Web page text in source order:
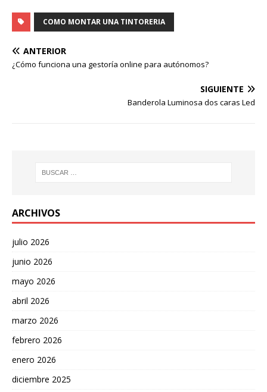
COMO MONTAR UNA TINTORERIA
ANTERIOR
¿Cómo funciona una gestoría online para autónomos?
SIGUIENTE
Banderola Luminosa dos caras Led
ARCHIVOS
julio 2026
junio 2026
mayo 2026
abril 2026
marzo 2026
febrero 2026
enero 2026
diciembre 2025